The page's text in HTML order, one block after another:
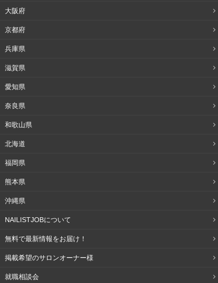
大阪府
京都府
兵庫県
滋賀県
愛知県
奈良県
和歌山県
北海道
福岡県
熊本県
沖縄県
NAILISTJOBについて
無料で最新情報をお届け！
掲載希望のサロンオーナー様
就職相談会